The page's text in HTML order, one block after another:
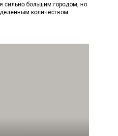
сильно большим городом, но
количеством